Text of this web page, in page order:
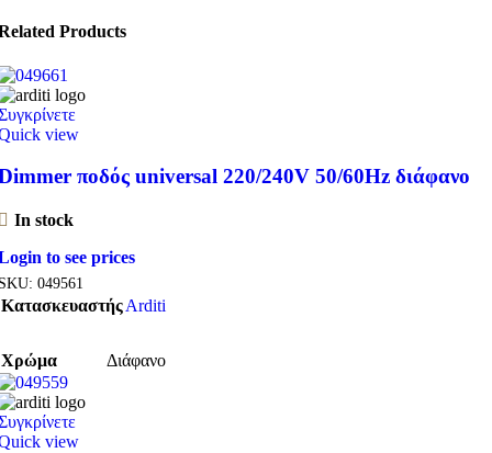
Products
view
ποδός universal 220/240V 50/60Hz διάφανο
In stock
to see prices
049561
ΚατασκευαστήςArditi
Χρώμα Διάφανο
view